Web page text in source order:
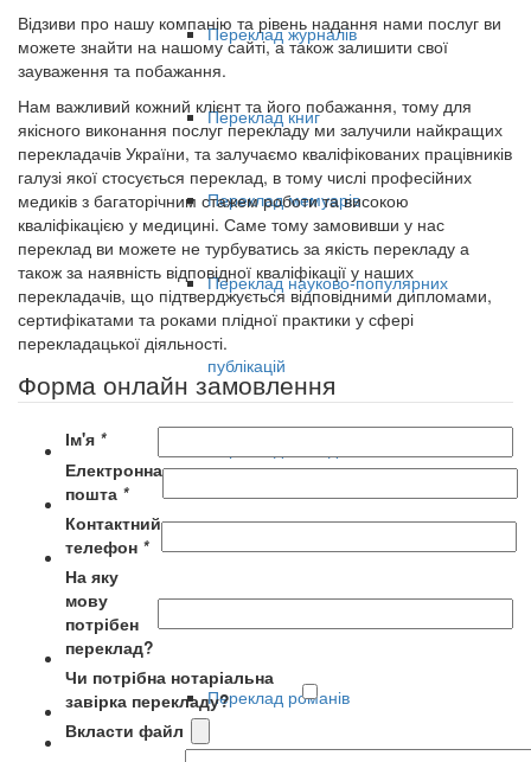
Переклад журналів
Переклад книг
Переклад мемуарів
Переклад науково-популярних
публікацій
Переклад романів
Відзиви про нашу компанію та рівень надання нами послуг ви
можете знайти на нашому сайті, а також залишити свої
зауваження та побажання.
Нам важливий кожний клієнт та його побажання, тому для
якісного виконання послуг перекладу ми залучили найкращих
перекладачів України, та залучаємо кваліфікованих працівників
галузі якої стосується переклад, в тому числі професійних
медиків з багаторічним стажем роботи та високою
кваліфікацією у медицині. Саме тому замовивши у нас
переклад ви можете не турбуватись за якість перекладу а
також за наявність відповідної кваліфікації у наших
перекладачів, що підтверджується відповідними дипломами,
сертифікатами та роками плідної практики у сфері
перекладацької діяльності.
Форма онлайн замовлення
Ім'я *
Електронна
пошта *
Контактний
телефон *
На яку
мову
потрібен
переклад?
Чи потрібна нотаріальна
завірка перекладу?
Вкласти файл